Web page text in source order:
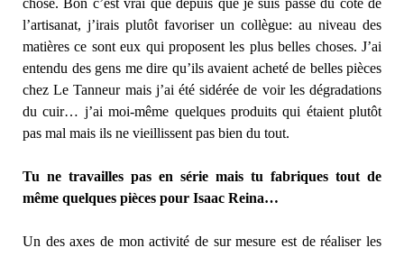
chose. Bon c’est vrai que depuis que je suis passé du côté de
l’artisanat, j’irais plutôt favoriser un collègue: au niveau des
matières ce sont eux qui proposent les plus belles choses. J’ai
entendu des gens me dire qu’ils avaient acheté de belles pièces
chez Le Tanneur mais j’ai été sidérée de voir les dégradations
du cuir… j’ai moi-même quelques produits qui étaient plutôt
pas mal mais ils ne vieillissent pas bien du tout.
Tu ne travailles pas en série mais tu fabriques tout de
même quelques pièces pour Isaac Reina…
Un des axes de mon activité de sur mesure est de réaliser les